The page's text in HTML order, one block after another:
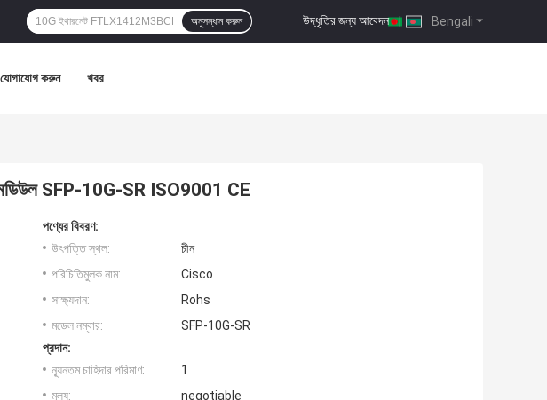
Bengali
উদ্ধৃতির জন্য আবেদন |
অনুসন্ধান করুন
যোগাযোগ করুন খবর
SFP-10G-SR ISO9001 CE
পণ্যের বিবরণ:
উৎপত্তি স্থল:
চীন
পরিচিতিমুলক নাম:
Cisco
সাক্ষ্যদান:
Rohs
মডেল নম্বার:
SFP-10G-SR
প্রদান:
ন্যূনতম চাহিদার পরিমাণ:
1
মূল্য:
negotiable